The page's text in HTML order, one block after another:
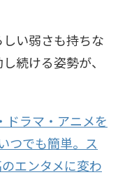
い弱さも持ちな
続ける姿勢が、
ラマ・アニメを
つでも簡単。ス
エンタメに変わ